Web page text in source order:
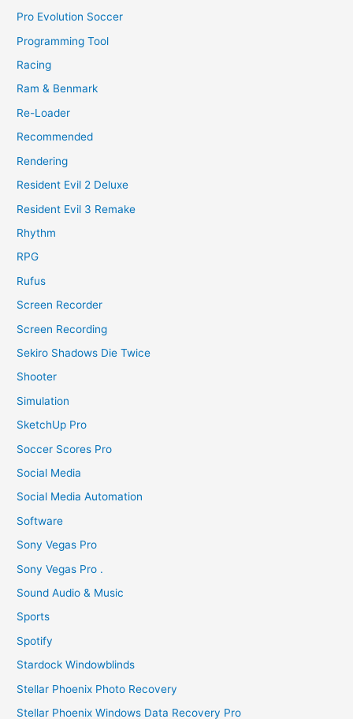
Pro Evolution Soccer
Programming Tool
Racing
Ram & Benmark
Re-Loader
Recommended
Rendering
Resident Evil 2 Deluxe
Resident Evil 3 Remake
Rhythm
RPG
Rufus
Screen Recorder
Screen Recording
Sekiro Shadows Die Twice
Shooter
Simulation
SketchUp Pro
Soccer Scores Pro
Social Media
Social Media Automation
Software
Sony Vegas Pro
Sony Vegas Pro .
Sound Audio & Music
Sports
Spotify
Stardock Windowblinds
Stellar Phoenix Photo Recovery
Stellar Phoenix Windows Data Recovery Pro